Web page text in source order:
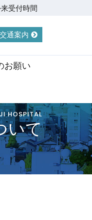
受付時間
交通案内
お願い
HOSPITAL
いて